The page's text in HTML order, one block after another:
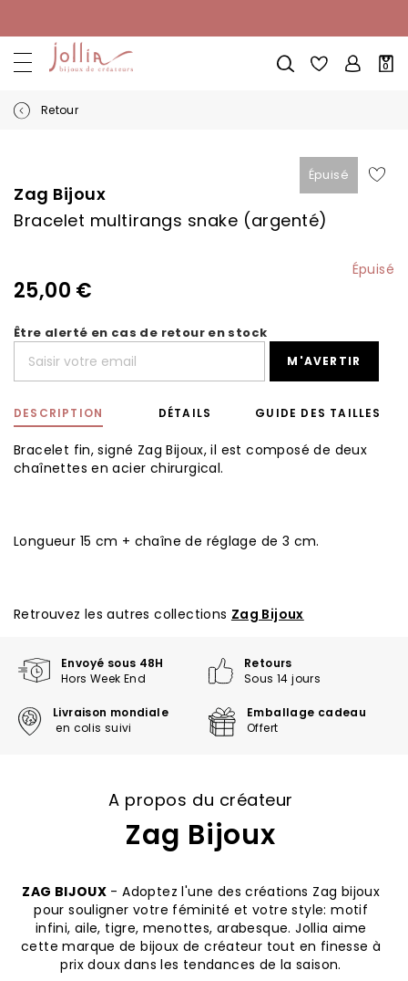
au
contenu
Mon
0
Retour
Zag Bijoux
Bracelet multirangs snake (argenté)
Épuisé
25,00 €
Être alerté en cas de retour en stock
M'AVERTIR
DESCRIPTION
Bracelet fin, signé Zag Bijoux, il est composé de deux
chaînettes en acier chirurgical.
Longueur 15 cm + chaîne de réglage de 3 cm.
Retrouvez les autres collections Zag Bijoux
DÉTAILS GUIDE DES TAILLES
Épuisé
the
end
of
the
beginning
of
Envoyé sous 48H
Hors Week End
Retours
Sous 14 jours
Livraison mondiale
en colis suivi
Emballage cadeau
Offert
A propos du créateur
Zag Bijoux
ZAG BIJOUX - Adoptez l'une des créations Zag bijoux
pour souligner votre féminité et votre style: motif
infini, aile, tigre, menottes, arabesque. Jollia aime
cette marque de bijoux de créateur tout en finesse à
prix doux dans les tendances de la saison.